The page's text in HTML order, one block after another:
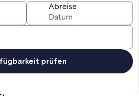
verfügt über Gasherd, Backofen,
Mikrowelle, Kaffeemaschine und alles
TV mit Satellitenempfang und
hat eine Badewanne.
und Duschtücher werden
Abreise
prüfen